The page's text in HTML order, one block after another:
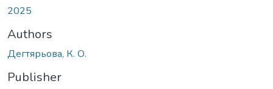
2025
Authors
Дегтярьова, К. О.
Publisher